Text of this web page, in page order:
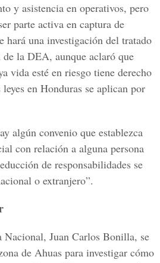
y asistencia en operativos, pero
parte activa en captura de
hará una investigación del tratado
la DEA, aunque aclaró que
vida esté en riesgo tiene derecho
en Honduras se aplican por
algún convenio que establezca
con relación a alguna persona
de responsabilidades se
o extranjero”.
Juan Carlos Bonilla, se
de Ahuas para investigar cómo